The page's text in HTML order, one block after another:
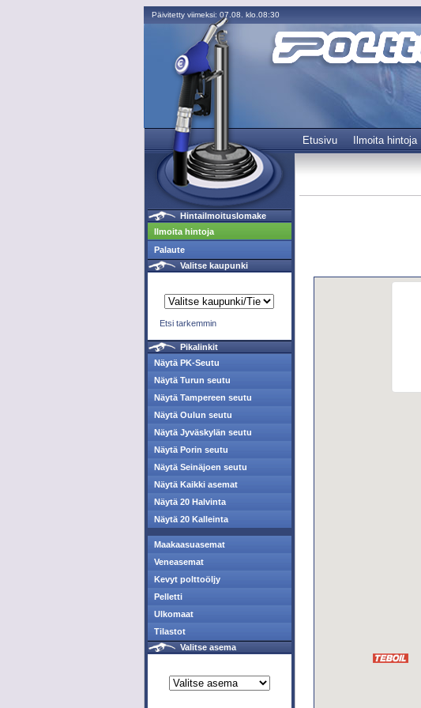
Päivitetty viimeksi: 07.08. klo.08:30
Etusivu Ilmoita hintoja
Hintailmoituslomake
Ilmoita hintoja
Palaute
Valitse kaupunki
Etsi tarkemmin
Pikalinkit
Näytä PK-Seutu
Näytä Turun seutu
Näytä Tampereen seutu
Näytä Oulun seutu
Näytä Jyväskylän seutu
Näytä Porin seutu
Näytä Seinäjoen seutu
Näytä Kaikki asemat
Näytä 20 Halvinta
Näytä 20 Kalleinta
Maakaasuasemat
Veneasemat
Kevyt polttoöljy
Pelletti
Ulkomaat
Tilastot
Valitse asema